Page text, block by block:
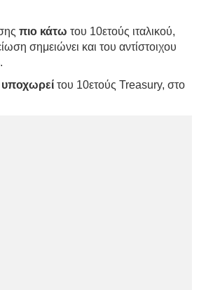
πιο κάτω του 10ετούς ιταλικού,
σημειώνει και του αντίστοιχου
υποχωρεί του 10ετούς Treasury, στο